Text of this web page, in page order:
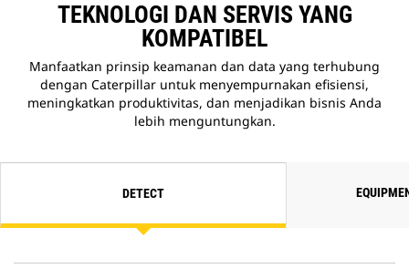
TEKNOLOGI DAN SERVIS YANG
KOMPATIBEL
Manfaatkan prinsip keamanan dan data yang terhubung
dengan Caterpillar untuk menyempurnakan efisiensi,
meningkatkan produktivitas, dan menjadikan bisnis Anda
lebih menguntungkan.
DETECT